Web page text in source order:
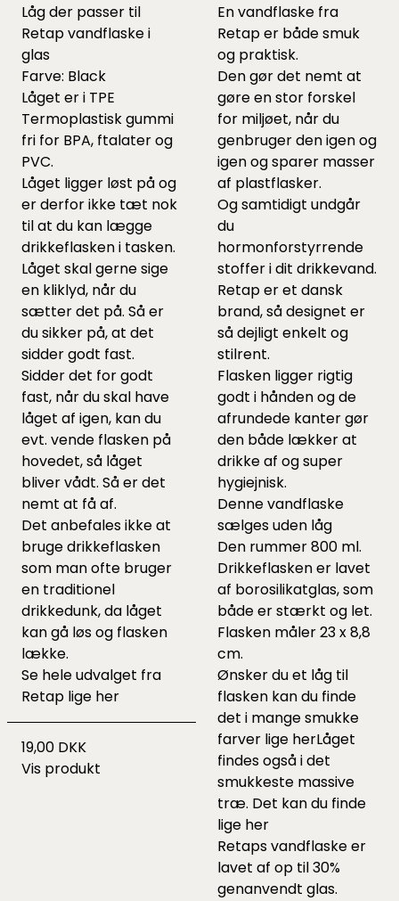
Låg der passer til
Retap vandflaske i
glas
Farve: Black
Låget er i TPE
Termoplastisk gummi
fri for BPA, ftalater og
PVC.
Låget ligger løst på og
er derfor ikke tæt nok
til at du kan lægge
drikkeflasken i tasken.
Låget skal gerne sige
en kliklyd, når du
sætter det på. Så er
du sikker på, at det
sidder godt fast.
Sidder det for godt
fast, når du skal have
låget af igen, kan du
evt. vende flasken på
hovedet, så låget
bliver vådt. Så er det
nemt at få af.
Det anbefales ikke at
bruge drikkeflasken
som man ofte bruger
en traditionel
drikkedunk, da låget
kan gå løs og flasken
lække.
Se hele udvalget fra
Retap lige her
19,00 DKK
Vis produkt
En vandflaske fra
Retap er både smuk
og praktisk.
Den gør det nemt at
gøre en stor forskel
for miljøet, når du
genbruger den igen og
igen og sparer masser
af plastflasker.
Og samtidigt undgår
du
hormonforstyrrende
stoffer i dit drikkevand.
Retap er et dansk
brand, så designet er
så dejligt enkelt og
stilrent.
Flasken ligger rigtig
godt i hånden og de
afrundede kanter gør
den både lækker at
drikke af og super
hygiejnisk.
Denne vandflaske
sælges uden låg
Den rummer 800 ml.
Drikkeflasken er lavet
af borosilikatglas, som
både er stærkt og let.
Flasken måler 23 x 8,8
cm.
Ønsker du et låg til
flasken kan du finde
det i mange smukke
farver lige herLåget
findes også i det
smukkeste massive
træ. Det kan du finde
lige her
Retaps vandflaske er
lavet af op til 30%
genanvendt glas.